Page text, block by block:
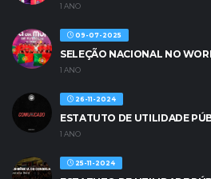
1 ANO
09-07-2025
SELEÇÃO NACIONAL NO
1 ANO
26-11-2024
ESTATUTO DE UTILIDADE
1 ANO
25-11-2024